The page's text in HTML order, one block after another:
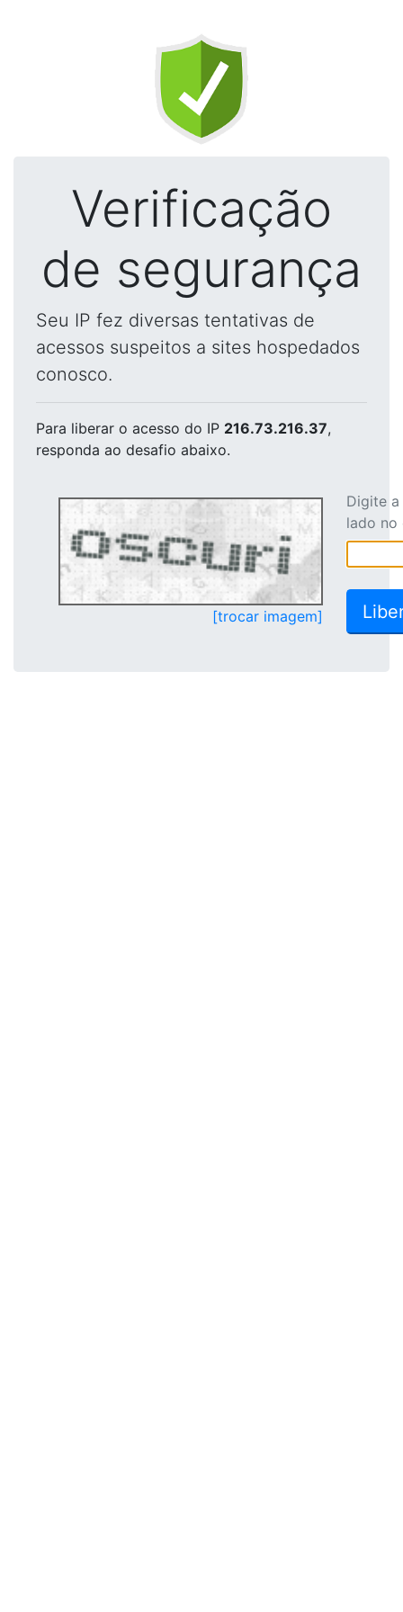
Verificação
de segurança
Seu IP fez diversas tentativas de
acessos suspeitos a sites hospedados
conosco.
Para liberar o acesso do IP 216.73.216.37,
responda ao desafio abaixo.
[trocar imagem]
Digite
lado no